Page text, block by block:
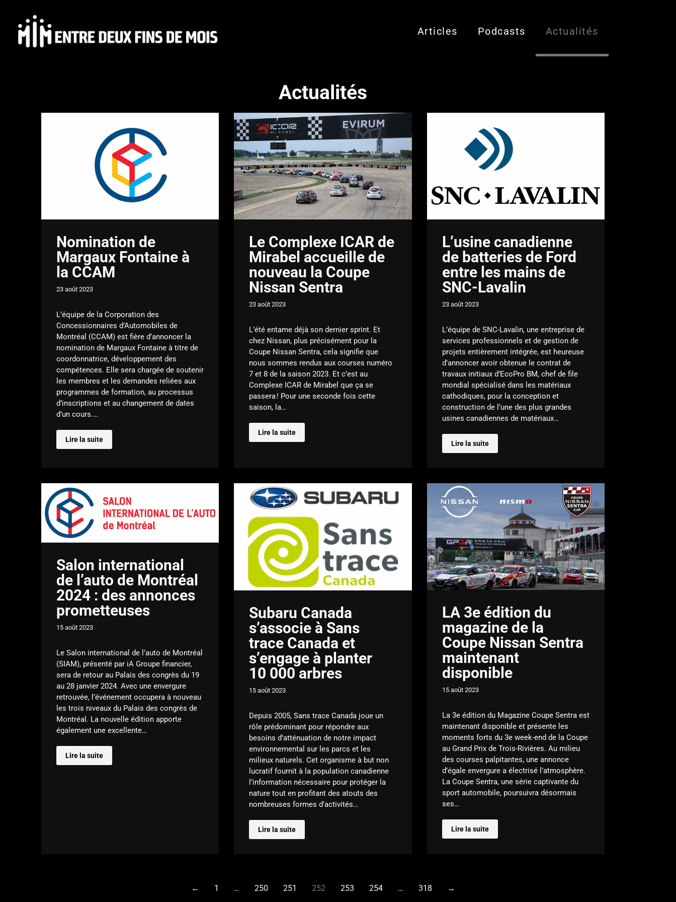
Articles Podcasts Actualités
Actualités
Nomination de
Margaux Fontaine à
la CCAM
23 août 2023
L’équipe de la Corporation des
Concessionnaires d’Automobiles de
Montréal (CCAM) est fière d’annoncer la
nomination de Margaux Fontaine à titre de
coordonnatrice, développement des
compétences. Elle sera chargée de soutenir
les membres et les demandes reliées aux
programmes de formation, au processus
d’inscriptions et au changement de dates
d’un cours.…
Lire la suite
Le Complexe ICAR de
Mirabel accueille de
nouveau la Coupe
Nissan Sentra
23 août 2023
L’été entame déjà son dernier sprint. Et
chez Nissan, plus précisément pour la
Coupe Nissan Sentra, cela signifie que
nous sommes rendus aux courses numéro
7 et 8 de la saison 2023. Et c’est au
Complexe ICAR de Mirabel que ça se
passera ! Pour une seconde fois cette
saison, la…
Lire la suite
L’usine canadienne
de batteries de Ford
entre les mains de
SNC-Lavalin
23 août 2023
L’équipe de SNC-Lavalin, une entreprise de
services professionnels et de gestion de
projets entièrement intégrée, est heureuse
d’annoncer avoir obtenue le contrat de
travaux initiaux d’EcoPro BM, chef de file
mondial spécialisé dans les matériaux
cathodiques, pour la conception et
construction de l’une des plus grandes
usines canadiennes de matériaux…
Lire la suite
Salon international
de l’auto de Montréal
2024 : des annonces
prometteuses
15 août 2023
Le Salon international de l’auto de Montréal
(SIAM), présenté par iA Groupe financier,
sera de retour au Palais des congrès du 19
au 28 janvier 2024. Avec une envergure
retrouvée, l’événement occupera à nouveau
les trois niveaux du Palais des congrès de
Montréal. La nouvelle édition apporte
également une excellente…
Lire la suite
Subaru Canada
s’associe à Sans
trace Canada et
s’engage à planter
10 000 arbres
15 août 2023
Depuis 2005, Sans trace Canada joue un
rôle prédominant pour répondre aux
besoins d’atténuation de notre impact
environnemental sur les parcs et les
milieux naturels. Cet organisme à but non
lucratif fournit à la population canadienne
l’information nécessaire pour protéger la
nature tout en profitant des atouts des
nombreuses formes d’activités…
Lire la suite
LA 3e édition du
magazine de la
Coupe Nissan Sentra
maintenant
disponible
15 août 2023
La 3e édition du Magazine Coupe Sentra est
maintenant disponible et présente les
moments forts du 3e week-end de la Coupe
au Grand Prix de Trois-Rivières. Au milieu
des courses palpitantes, une annonce
d’égale envergure a électrisé l’atmosphère.
La Coupe Sentra, une série captivante du
sport automobile, poursuivra désormais
ses…
Lire la suite
← 1 … 250 251 252 253 254 … 318 →